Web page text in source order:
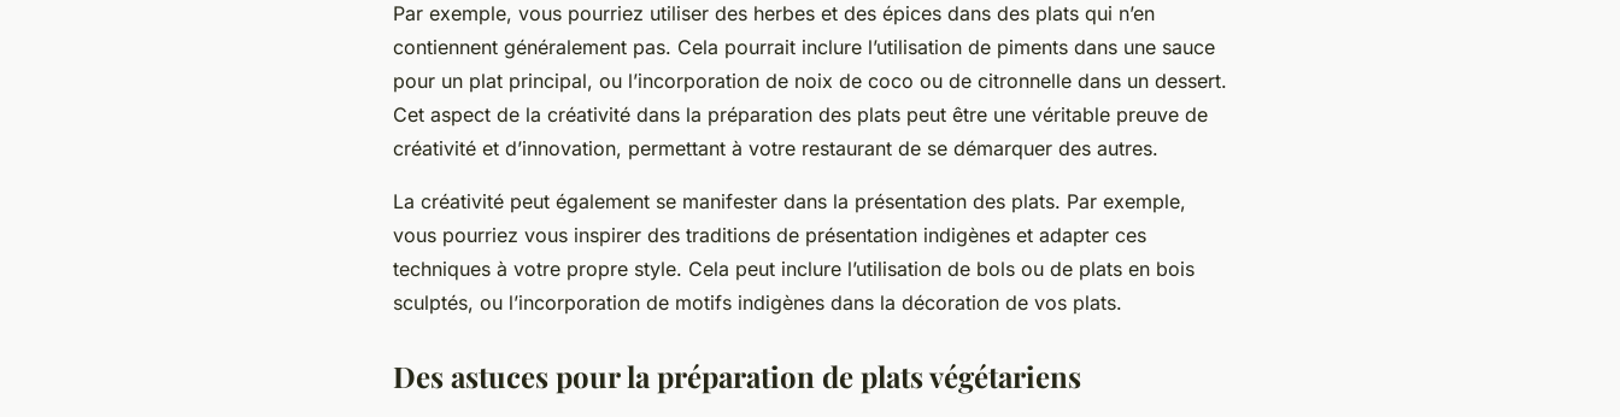
Par exemple, vous pourriez utiliser des herbes et des épices dans des plats qui n’en
contiennent généralement pas. Cela pourrait inclure l’utilisation de piments dans une sauce
pour un plat principal, ou l’incorporation de noix de coco ou de citronnelle dans un dessert.
Cet aspect de la créativité dans la préparation des plats peut être une véritable preuve de
créativité et d’innovation, permettant à votre restaurant de se démarquer des autres.
La créativité peut également se manifester dans la présentation des plats. Par exemple,
vous pourriez vous inspirer des traditions de présentation indigènes et adapter ces
techniques à votre propre style. Cela peut inclure l’utilisation de bols ou de plats en bois
sculptés, ou l’incorporation de motifs indigènes dans la décoration de vos plats.
Des astuces pour la préparation de plats végétariens